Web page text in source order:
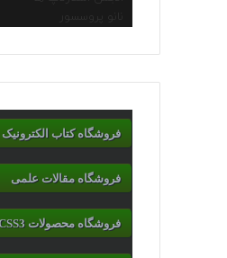
نانو پروسسور
فروشگاه کتاب الکترونیک
فروشگاه مقالات علمی
فروشگاه محصولات CSS/CSS3